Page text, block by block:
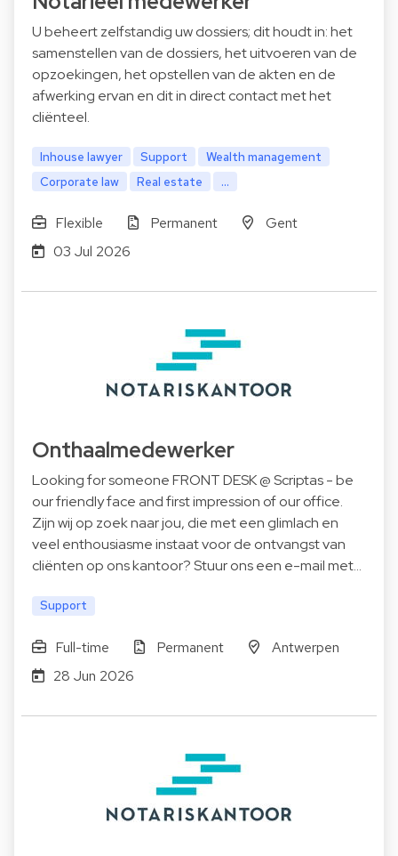
U beheert zelfstandig uw dossiers; dit houdt in: het
samenstellen van de dossiers, het uitvoeren van de
opzoekingen, het opstellen van de akten en de
afwerking ervan en dit in direct contact met het
cliënteel.
Inhouse lawyer Support
Wealth management
Corporate law
Real estate ...
Flexible Permanent
Gent
03 Jul 2026
Onthaalmedewerker
Looking for someone FRONT DESK @ Scriptas - be
our friendly face and first impression of our office.
Zijn wij op zoek naar jou, die met een glimlach en
veel enthousiasme instaat voor de ontvangst van
cliënten op ons kantoor? Stuur ons een e-mail met…
Support
Full-time Permanent
Antwerpen
28 Jun 2026